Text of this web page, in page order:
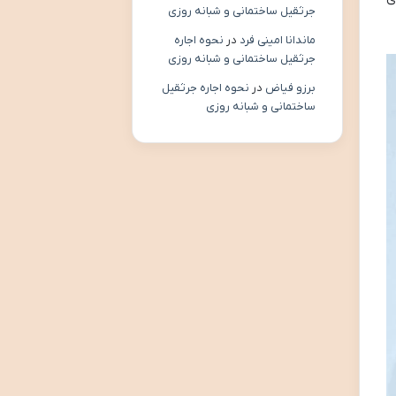
جرثقیل ساختمانی و شبانه روزی
ماندانا امینی فرد در نحوه اجاره
جرثقیل ساختمانی و شبانه روزی
برزو فیاض در نحوه اجاره جرثقیل
ساختمانی و شبانه روزی